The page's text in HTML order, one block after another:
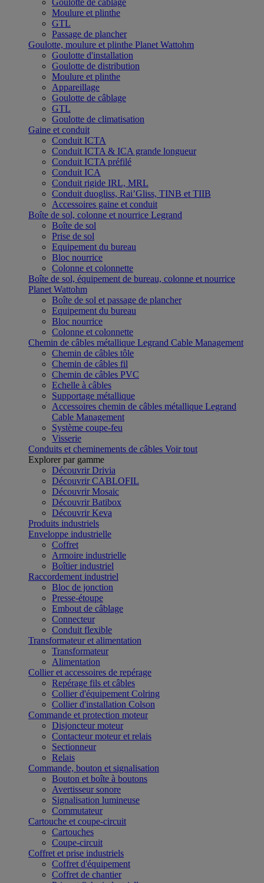
Goulotte de câblage
Moulure et plinthe
GTL
Passage de plancher
Goulotte, moulure et plinthe Planet Wattohm
Goulotte d'installation
Goulotte de distribution
Moulure et plinthe
Appareillage
Goulotte de câblage
GTL
Goulotte de climatisation
Gaine et conduit
Conduit ICTA
Conduit ICTA & ICA grande longueur
Conduit ICTA préfilé
Conduit ICA
Conduit rigide IRL, MRL
Conduit duogliss, Rai’Gliss, TINB et TIIB
Accessoires gaine et conduit
Boîte de sol, colonne et nourrice Legrand
Boîte de sol
Prise de sol
Equipement du bureau
Bloc nourrice
Colonne et colonnette
Boîte de sol, équipement de bureau, colonne et nourrice
Planet Wattohm
Boîte de sol et passage de plancher
Equipement du bureau
Bloc nourrice
Colonne et colonnette
Chemin de câbles métallique Legrand Cable Management
Chemin de câbles tôle
Chemin de câbles fil
Chemin de câbles PVC
Echelle à câbles
Supportage métallique
Accessoires chemin de câbles métallique Legrand
Cable Management
Système coupe-feu
Visserie
Conduits et cheminements de câbles Voir tout
Explorer par gamme
Découvrir Drivia
Découvrir CABLOFIL
Découvrir Mosaic
Découvrir Batibox
Découvrir Keva
Produits industriels
Enveloppe industrielle
Coffret
Armoire industrielle
Boîtier industriel
Raccordement industriel
Bloc de jonction
Presse-étoupe
Embout de câblage
Connecteur
Conduit flexible
Transformateur et alimentation
Transformateur
Alimentation
Collier et accessoires de repérage
Repérage fils et câbles
Collier d'équipement Colring
Collier d'installation Colson
Commande et protection moteur
Disjoncteur moteur
Contacteur moteur et relais
Sectionneur
Relais
Commande, bouton et signalisation
Bouton et boîte à boutons
Avertisseur sonore
Signalisation lumineuse
Commutateur
Cartouche et coupe-circuit
Cartouches
Coupe-circuit
Coffret et prise industriels
Coffret d'équipement
Coffret de chantier